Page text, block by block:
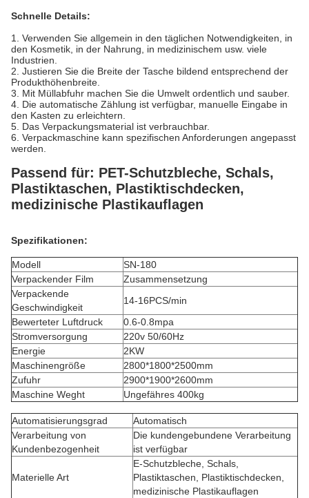
Schnelle Details:
1. Verwenden Sie allgemein in den täglichen Notwendigkeiten, in
den Kosmetik, in der Nahrung, in medizinischem usw. viele
Industrien.
2. Justieren Sie die Breite der Tasche bildend entsprechend der
Produkthöhenbreite.
3. Mit Müllabfuhr machen Sie die Umwelt ordentlich und sauber.
4. Die automatische Zählung ist verfügbar, manuelle Eingabe in
den Kasten zu erleichtern.
5. Das Verpackungsmaterial ist verbrauchbar.
6. Verpackmaschine kann spezifischen Anforderungen angepasst
werden.
Passend für: PET-Schutzbleche, Schals,
Plastiktaschen, Plastiktischdecken,
medizinische Plastikauflagen
Spezifikationen:
Modell
SN-180
Verpackender Film
Zusammensetzung
Verpackende
Geschwindigkeit
14-16PCS/min
Bewerteter Luftdruck
0.6-0.8mpa
Stromversorgung
220v 50/60Hz
Energie
2KW
Maschinengröße
2800*1800*2500mm
Zufuhr
2900*1900*2600mm
Maschine Weght
Ungefähres 400kg
Automatisierungsgrad
Automatisch
Verarbeitung von
Kundenbezogenheit
Die kundengebundene Verarbeitung
ist verfügbar
Materielle Art
E-Schutzbleche, Schals,
Plastiktaschen, Plastiktischdecken,
medizinische Plastikauflagen